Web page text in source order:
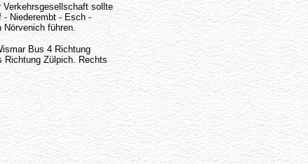
Verkehrsgesellschaft sollte
- Niederembt - Esch -
führen.
Bus 4 Richtung
Richtung Zülpich. Rechts